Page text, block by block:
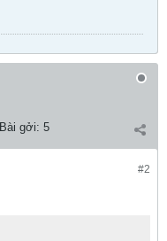
Bài gởi: 5
#2